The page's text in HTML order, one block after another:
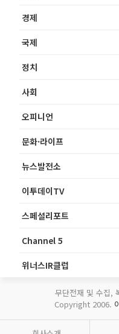
경제
국제
정치
사회
오피니언
문화·라이프
뉴스발전소
이투데이TV
스페셜리포트
Channel 5
위너스IR클럽
무단전재 및 수집,
Copyright 2006.